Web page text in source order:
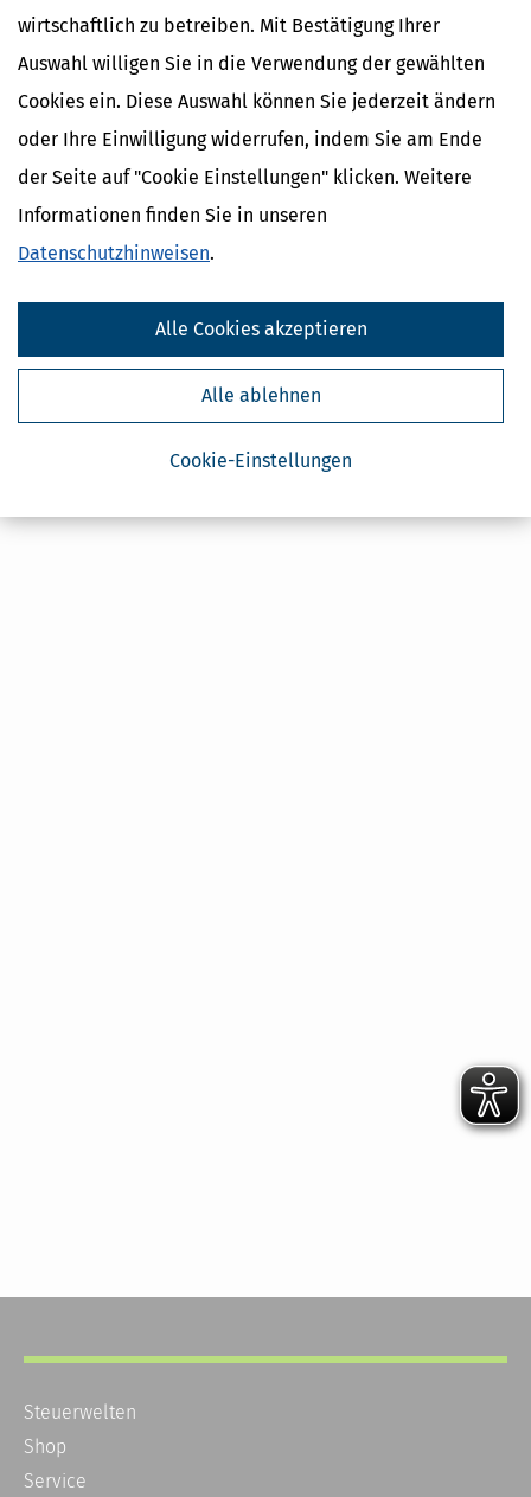
wirtschaftlich zu betreiben. Mit Bestätigung Ihrer
Auswahl willigen Sie in die Verwendung der gewählten
Cookies ein. Diese Auswahl können Sie jederzeit ändern
oder Ihre Einwilligung widerrufen, indem Sie am Ende
der Seite auf "Cookie Einstellungen" klicken. Weitere
Informationen finden Sie in unseren
Datenschutzhinweisen.
Cookie-Einstellungen
Alle ablehnen
Alle Cookies akzeptieren
Steuerwelten
Shop
Service